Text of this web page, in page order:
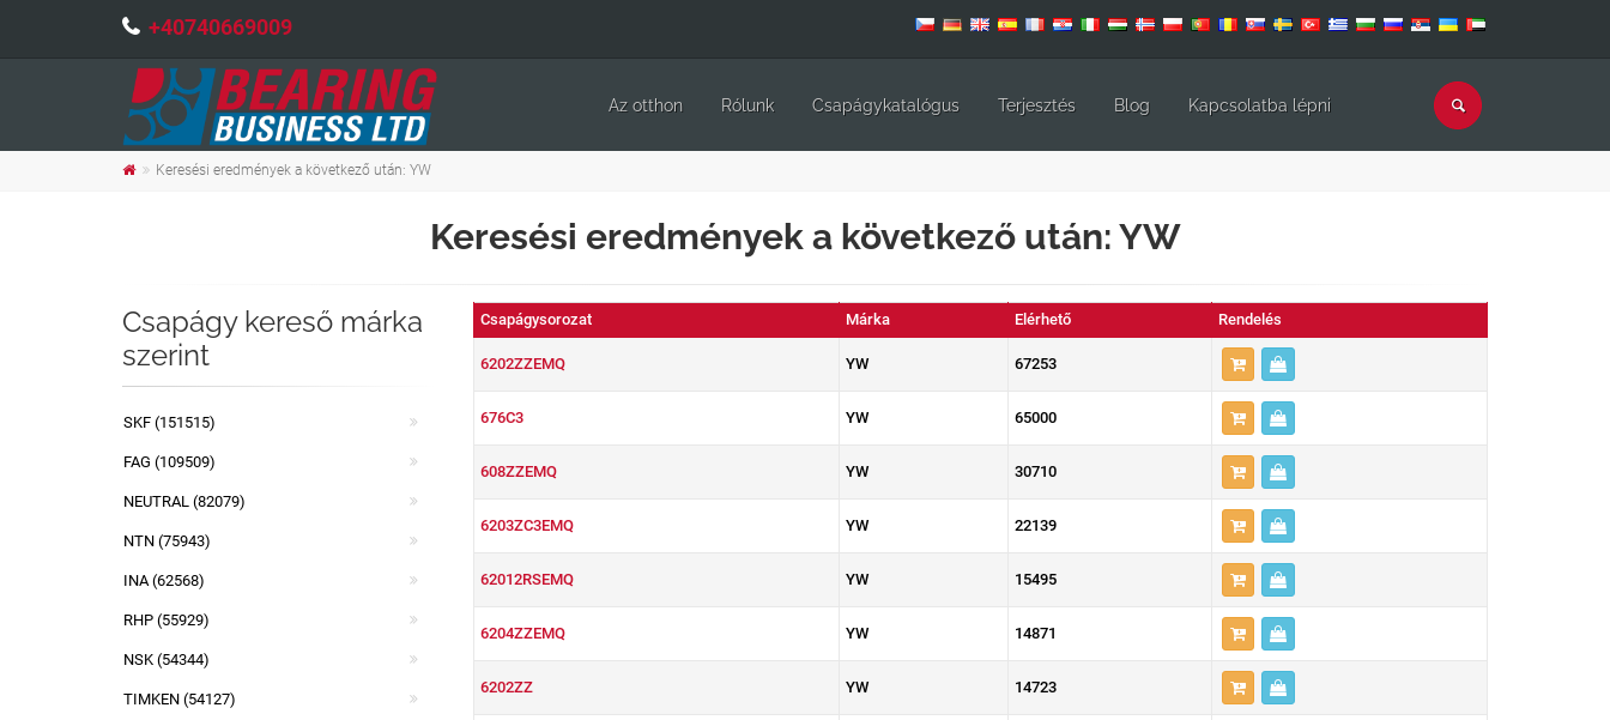
+40740669009
Az otthon Rólunk Csapágykatalógus Terjesztés Blog Kapcsolatba lépni
Keresési eredmények a következő után: YW
Keresési eredmények a következő után: YW
Csapágysorozat Márka Elérhető Rendelés
6202ZZEMQ YW 67253
676C3 YW 65000
608ZZEMQ YW 30710
6203ZC3EMQ YW 22139
62012RSEMQ YW 15495
6204ZZEMQ YW 14871
6202ZZ YW 14723
Csapágy kereső márka
szerint
SKF (151515)
FAG (109509)
NEUTRAL (82079)
NTN (75943)
INA (62568)
RHP (55929)
NSK (54344)
TIMKEN (54127)